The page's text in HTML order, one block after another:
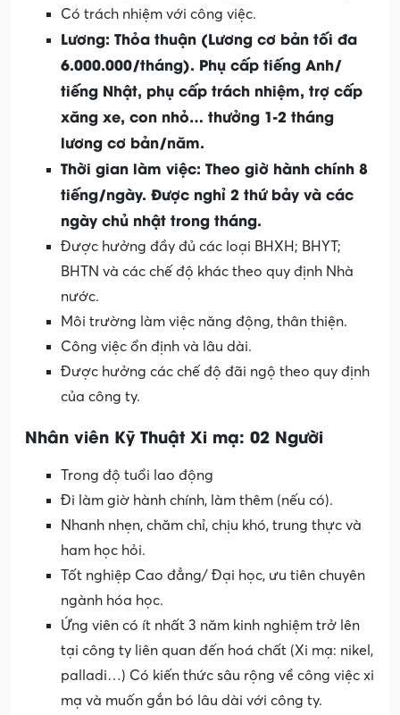
Có trách nhiệm với công việc.
Lương: Thỏa thuận (Lương cơ bản tối đa
6.000.000/tháng). Phụ cấp tiếng Anh/
tiếng Nhật, phụ cấp trách nhiệm, trợ cấp
xăng xe, con nhỏ… thưởng 1-2 tháng
lương cơ bản/năm.
Thời gian làm việc: Theo giờ hành chính 8
tiếng/ngày. Được nghỉ 2 thứ bảy và các
ngày chủ nhật trong tháng.
Được hưởng đầy đủ các loại BHXH; BHYT;
BHTN và các chế độ khác theo quy định Nhà
nước.
Môi trường làm việc năng động, thân thiện.
Công việc ổn định và lâu dài.
Được hưởng các chế độ đãi ngộ theo quy định
của công ty.
Nhân viên Kỹ Thuật Xi mạ: 02 Người
Trong độ tuổi lao động
Đi làm giờ hành chính, làm thêm (nếu có).
Nhanh nhẹn, chăm chỉ, chịu khó, trung thực và
ham học hỏi.
Tốt nghiệp Cao đẳng/ Đại học, ưu tiên chuyên
ngành hóa học.
Ứng viên có ít nhất 3 năm kinh nghiệm trở lên
tại công ty liên quan đến hoá chất (Xi mạ: nikel,
palladi…) Có kiến thức sâu rộng về công việc xi
mạ và muốn gắn bó lâu dài với công ty.